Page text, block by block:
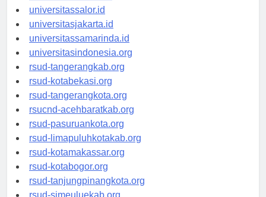
universitaswalesi.id
universitassalor.id
universitasjakarta.id
universitassamarinda.id
universitasindonesia.org
rsud-tangerangkab.org
rsud-kotabekasi.org
rsud-tangerangkota.org
rsucnd-acehbaratkab.org
rsud-pasuruankota.org
rsud-limapuluhkotakab.org
rsud-kotamakassar.org
rsud-kotabogor.org
rsud-tanjungpinangkota.org